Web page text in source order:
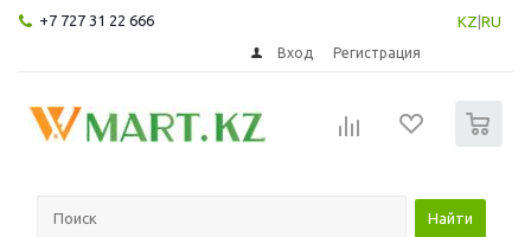
+7 727 31 22 666 KZ RU
Вход Регистрация
Найти